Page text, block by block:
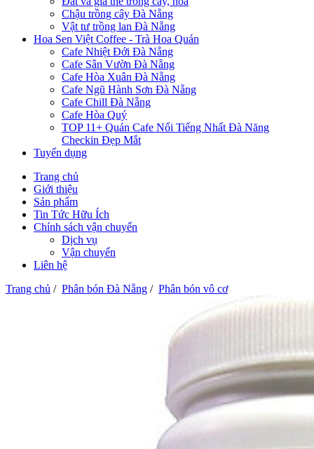
Chậu trồng cây Đà Nẵng
Vật tư trồng lan Đà Nẵng
Hoa Sen Việt Coffee - Trà Hoa Quán
Cafe Nhiệt Đới Đà Nẵng
Cafe Sân Vườn Đà Nẵng
Cafe Hòa Xuân Đà Nẵng
Cafe Ngũ Hành Sơn Đà Nẵng
Cafe Chill Đà Nẵng
Cafe Hòa Quý
TOP 11+ Quán Cafe Nổi Tiếng Nhất Đà Năng
Checkin Đẹp Mắt
Tuyển dụng
Trang chủ
Giới thiệu
Sản phẩm
Tin Tức Hữu Ích
Chính sách vận chuyển
Dịch vụ
Vận chuyển
Liên hệ
Trang chủ / Phân bón Đà Nẵng / Phân bón vô cơ